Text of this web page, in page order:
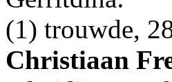
(1) trouwde,
Christiaan